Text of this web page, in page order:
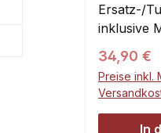
Ersatz-/
inklusive
Regulärer
34,90 €
Preise inkl.
In